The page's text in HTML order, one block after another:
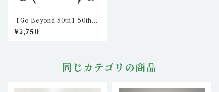
【Go Beyond 50th】50th
リップストップリュック1（ホ
ワイト） nkc-rs-01
¥2,750
同じカテゴリの商品